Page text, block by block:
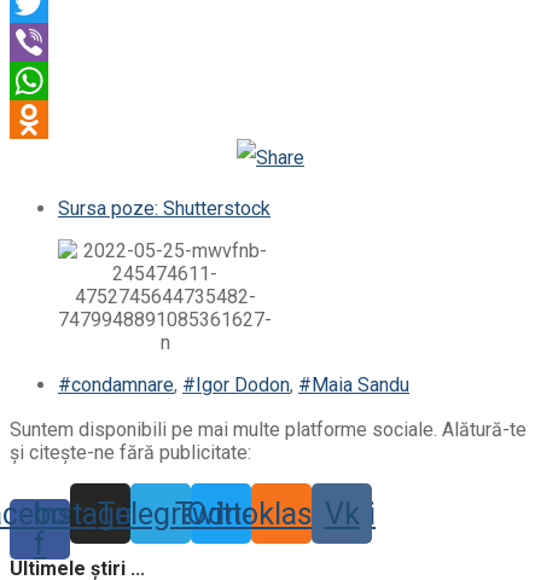
Odnoklassniki
Sursa poze: Shutterstock
#condamnare, #Igor Dodon, #Maia Sandu
Suntem disponibili pe mai multe platforme sociale. Alătură-te
și citește-ne fără publicitate:
f
Instagram
TelegramTwitter
Odnoklassniki
Vk
Ultimele știri ...